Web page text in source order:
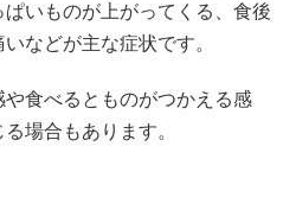
いものが上がってくる、食後
などが主な症状です。
食べるとものがつかえる感
場合もあります。